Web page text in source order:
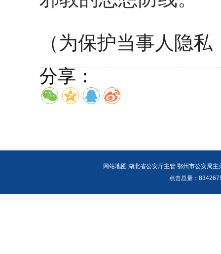
（为保护当事人隐
分享：
网站地图 湖北省公安厅主管 鄂州市公安局
点击总量：